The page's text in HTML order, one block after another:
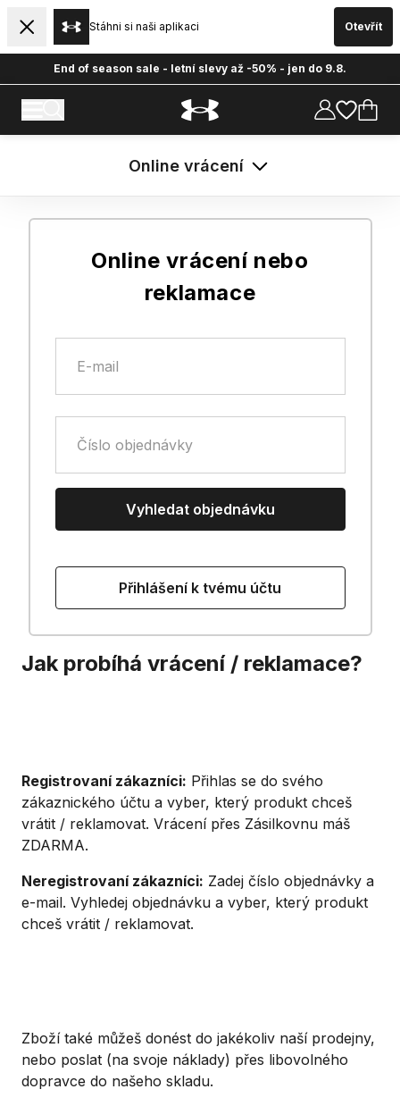
Stáhni si naši aplikaci Otevřít
End of season sale - letní slevy až -50% - jen do 9.8.
Online vrácení
Online vrácení nebo
reklamace
E-mail
Číslo objednávky
Vyhledat objednávku
Přihlášení k tvému účtu
Jak probíhá vrácení / reklamace?
Registrovaní zákazníci: Přihlas se do svého
zákaznického účtu a vyber, který produkt chceš
vrátit / reklamovat. Vrácení přes Zásilkovnu máš
ZDARMA.
Neregistrovaní zákazníci: Zadej číslo objednávky a
e-mail. Vyhledej objednávku a vyber, který produkt
chceš vrátit / reklamovat.
Zboží také můžeš donést do jakékoliv naší prodejny,
nebo poslat (na svoje náklady) přes libovolného
dopravce do našeho skladu.